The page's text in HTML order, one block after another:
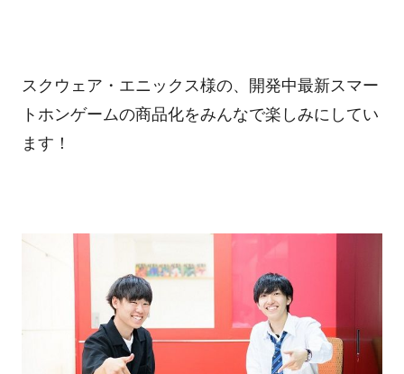
スクウェア・エニックス様の、開発中最新スマー
トホンゲームの商品化をみんなで楽しみにしてい
ます！